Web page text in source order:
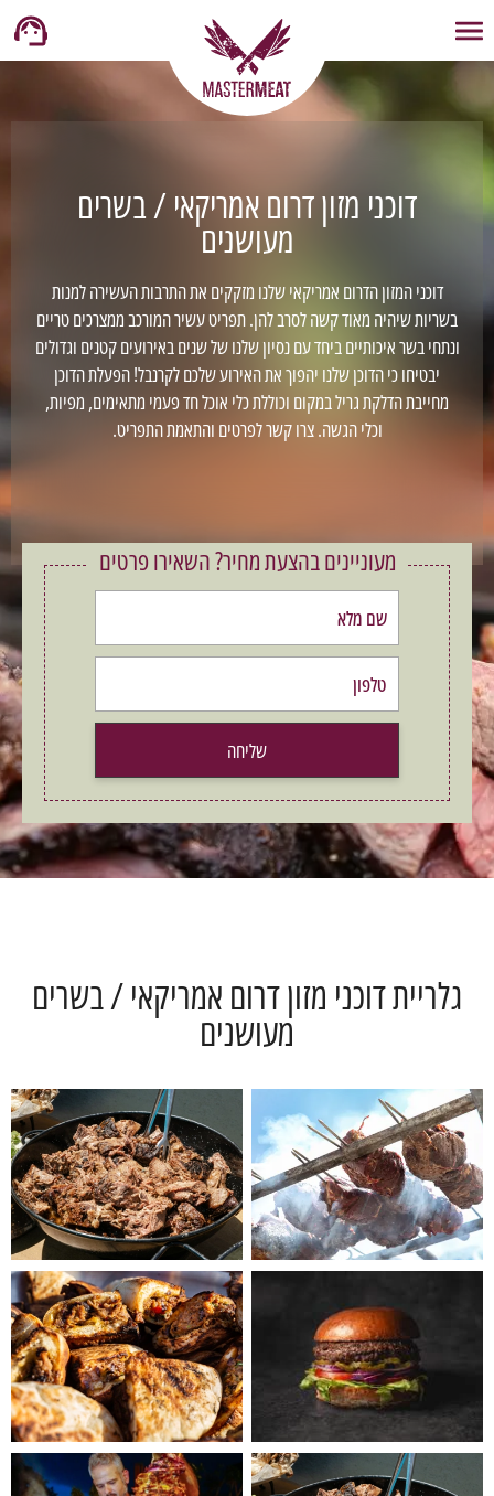
דוכני מזון דרום אמריקאי / בשרים
מעושנים
דוכני המזון הדרום אמריקאי שלנו מזקקים את התרבות העשירה למנות
בשריות שיהיה מאוד קשה לסרב להן. תפריט עשיר המורכב ממצרכים טריים
ונתחי בשר איכותיים ביחד עם נסיון שלנו של שנים באירועים קטנים וגדולים
יבטיחו כי הדוכן שלנו יהפוך את האירוע שלכם לקרנבל! הפעלת הדוכן
מחייבת הדלקת גריל במקום וכוללת כלי אוכל חד פעמי מתאימים, מפיות,
וכלי הגשה. צרו קשר לפרטים והתאמת התפריט.
מעוניינים בהצעת מחיר? השאירו פרטים
שליחה
גלריית דוכני מזון דרום אמריקאי / בשרים
מעושנים